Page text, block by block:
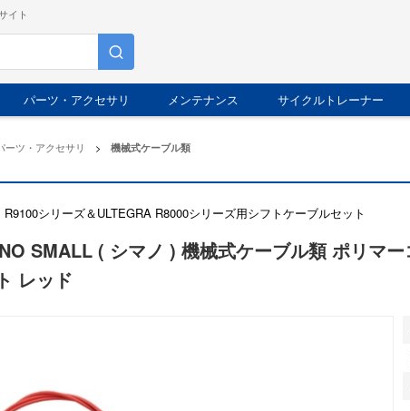
イト
パーツ・アクセサリ メンテナンス サイクルトレーナー
ーツ・アクセサリ > 機械式ケーブル類
シリーズ＆ULTEGRA R8000シリーズ用シフトケーブルセット
SMALL ( シマノ ) 機械式ケーブル類 ポリマ
レッド